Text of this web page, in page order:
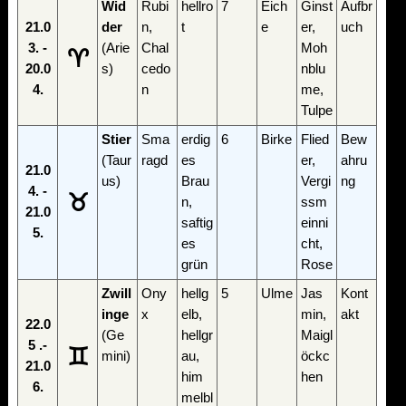
21.0
3. -
20.0
4.
♈
Wid
der
(Arie
s)
Rubi
n,
Chal
cedo
n
hellro
t
7
Eich
e
Ginst
er,
Moh
nblu
me,
Tulpe
Aufbr
uch
21.0
4. -
21.0
5.
♉
Stier
(Taur
us)
Sma
ragd
erdig
es
Brau
n,
saftig
es
grün
6 Birke
Flied
er,
Vergi
ssm
einni
cht,
Rose
Bew
ahru
ng
22.0
5 .-
21.0
6.
♊
Zwill
inge
(Ge
mini)
Ony
x
hellg
elb,
hellgr
au,
him
melbl
5 Ulme Jas
min,
Maigl
öckc
hen
Kont
akt